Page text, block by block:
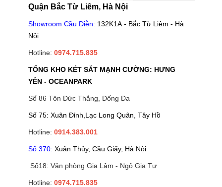
Quận Bắc Từ Liêm, Hà Nội
Showroom Cầu Diễn: 132K1A - Bắc Từ Liêm - Hà
Nội
Hotline: 0974.715.835
TỔNG KHO KÉT SẮT MẠNH CƯỜNG: HƯNG
YÊN - OCEANPARK
Số 86 Tôn Đức Thắng, Đống Đa
Số 75: Xuân Đỉnh,Lạc Long Quân, Tây Hồ
Hotline: 0914.383.001
Số 370: Xuân Thủy, Cầu Giấy, Hà Nội
Số18: Văn phòng Gia Lâm - Ngô Gia Tự
Hotline: 0974.715.835